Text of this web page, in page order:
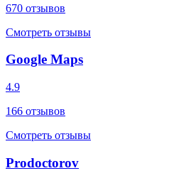
670 отзывов
Смотреть отзывы
Google Maps
4.9
166 отзывов
Смотреть отзывы
Prodoctorov